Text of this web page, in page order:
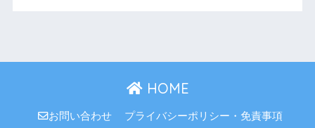
HOME
お問い合わせ プライバシーポリシー・免責事項